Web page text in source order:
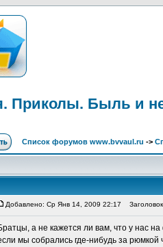
Приколы. Быль и
Список форумов www.bvvaul.ru ->
Добавлено: Ср Янв 14, 2009 22:17
а не кажется ли вам, что у нас
мы собрались где-нибудь за